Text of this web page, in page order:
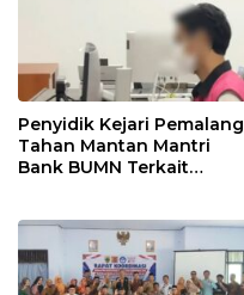
Penyidik Kejari Pemalang
Tahan Mantan Mantri
Bank BUMN Terkait